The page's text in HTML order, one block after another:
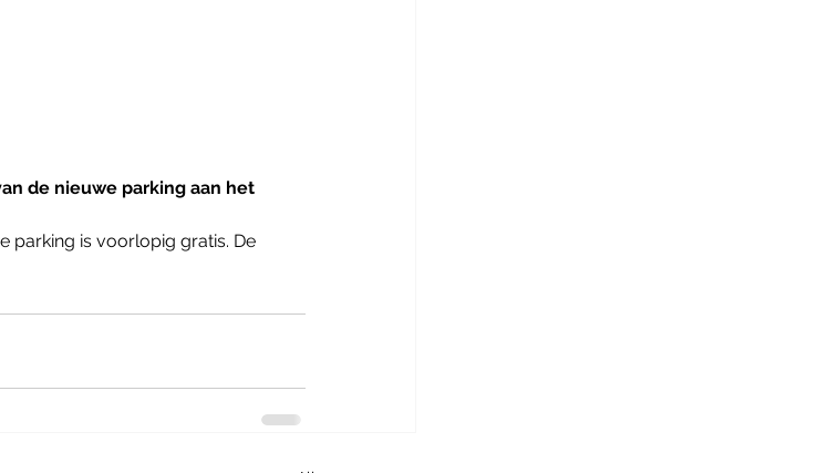
de nieuwe parking aan het
parking is voorlopig gratis. De